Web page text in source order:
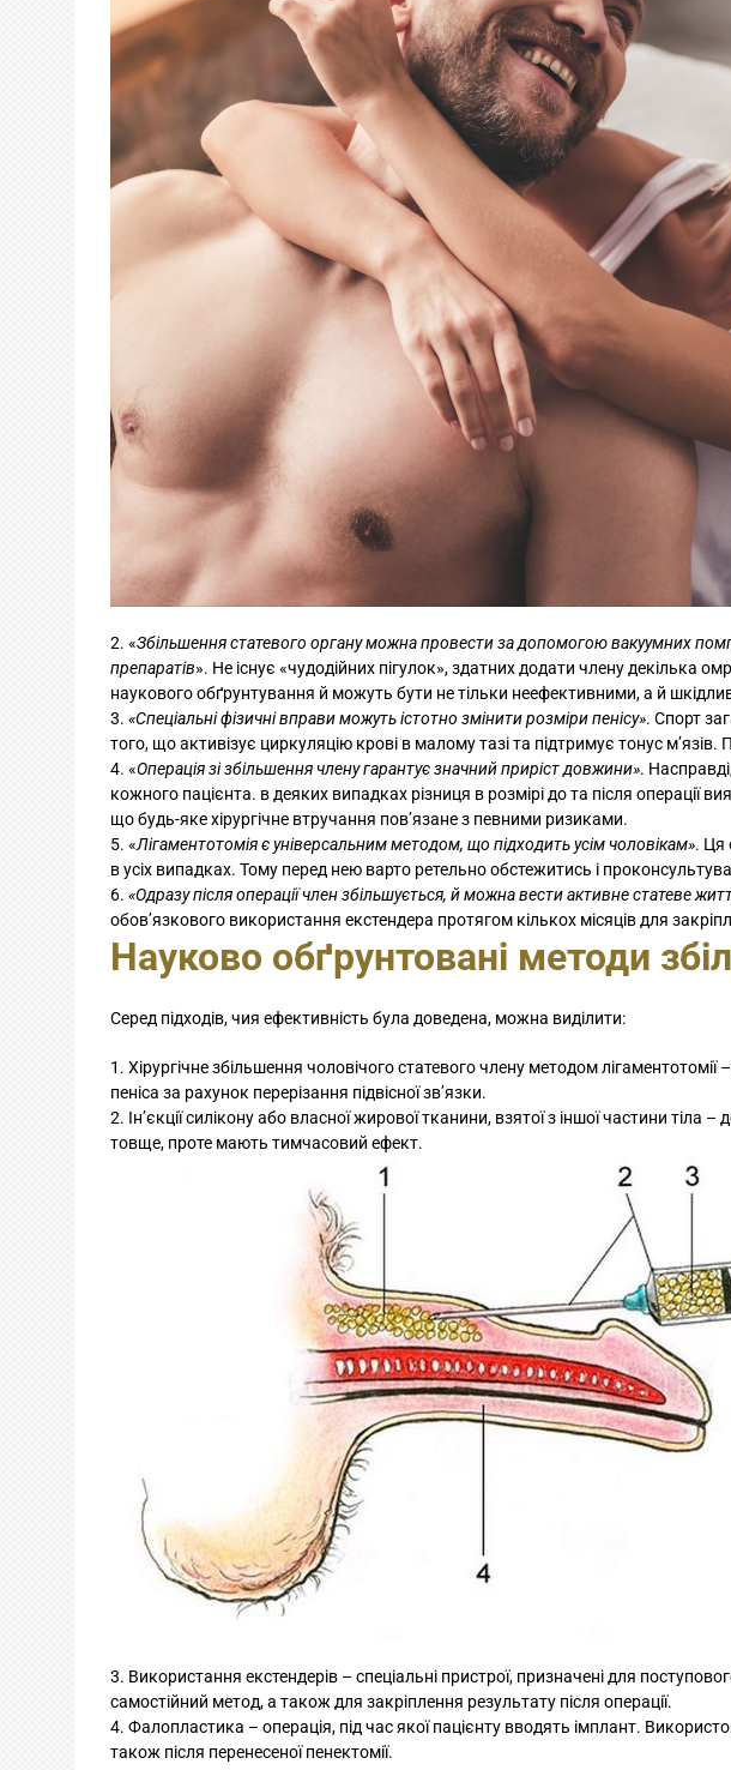
«Збільшення статевого органу можна провести за допомогою вакуумних
препаратів». Не існує «чудодійних пігулок», здатних додати члену декілька
наукового обґрунтування й можуть бути не тільки неефективними, а й
«Спеціальні фізичні вправи можуть істотно змінити розміри пенісу». Спорт
того, що активізує циркуляцію крові в малому тазі та підтримує тонус
«Операція зі збільшення члену гарантує значний приріст довжини».
кожного пацієнта. в деяких випадках різниця в розмірі до та після
що будь-яке хірургічне втручання пов’язане з певними ризиками.
«Лігаментотомія є універсальним методом, що підходить усім чоловікам». Ця
в усіх випадках. Тому перед нею варто ретельно обстежитись і
«Одразу після операції член збільшується, й можна вести активне статеве
обов’язкового використання екстендера протягом кількох місяців для
Науково обґрунтовані методи
Серед підходів, чия ефективність була доведена, можна виділити:
Хірургічне збільшення чоловічого статевого члену методом
пеніса за рахунок перерізання підвісної зв’язки.
Ін’єкції силікону або власної жирової тканини, взятої з іншої частини
товще, проте мають тимчасовий ефект.
Використання екстендерів – спеціальні пристрої, призначені для
самостійний метод, а також для закріплення результату після операції.
Фалопластика – операція, під час якої пацієнту вводять імплант.
також після перенесеної пенектомії.